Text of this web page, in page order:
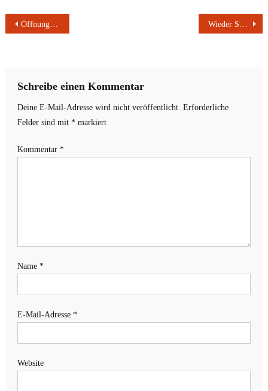
Beitragsnavigation
Öffnungszeiten der Aschaffenburger Stadtwerke zur Weihnachtszeit 2023/2024 Wieder Schmuck und Bargeld übergeben | Brände mutmaßlich absichtlich gelegt | Radfahrer gestürzt | Mutmaßliche Brandlegung | Weitere Zeugenaufrufe
Schreibe einen Kommentar
Deine E-Mail-Adresse wird nicht veröffentlicht. Erforderliche
Felder sind mit *markiert
Kommentar *
Name *
E-Mail-Adresse *
Website